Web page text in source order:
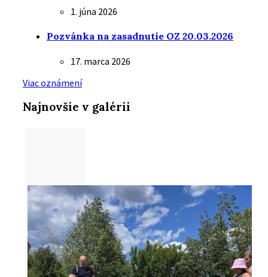
1. júna 2026
Pozvánka na zasadnutie OZ 20.03.2026
17. marca 2026
Viac oznámení
Najnovšie v galérii